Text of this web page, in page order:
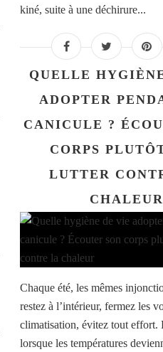
kiné, suite à une déchirure...
QUELLE
ADOPTER
CANICULE ?
CORPS
LUTTER
CHALEUR
Chaque été, les mêmes
restez à l’intérieur, fermez les
climatisation, évitez tout effort.
lorsque les températures